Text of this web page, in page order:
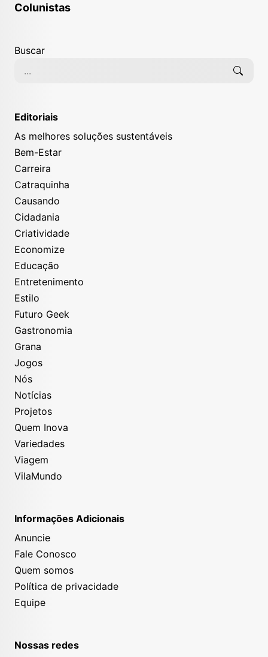
Colunistas
Buscar
Editoriais
As melhores soluções sustentáveis
Bem-Estar
Carreira
Catraquinha
Causando
Cidadania
Criatividade
Economize
Educação
Entretenimento
Estilo
Futuro Geek
Gastronomia
Grana
Jogos
Nós
Notícias
Projetos
Quem Inova
Variedades
Viagem
VilaMundo
Informações Adicionais
Anuncie
Fale Conosco
Quem somos
Política de privacidade
Equipe
Nossas redes